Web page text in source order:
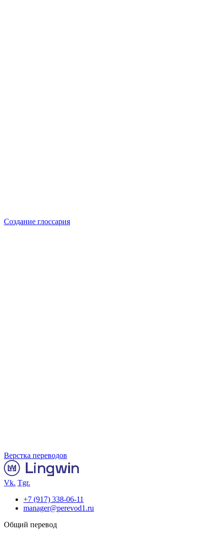
Создание глоссария
Верстка переводов
Vk. Tgr.
+7 (917) 338-06-11
manager@perevod1.ru
Общий перевод